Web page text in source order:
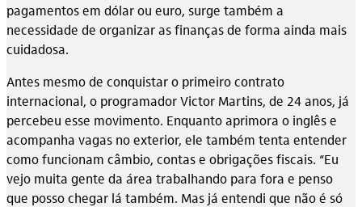
pagamentos em dólar ou euro, surge também a
necessidade de organizar as finanças de forma ainda mais
cuidadosa.
Antes mesmo de conquistar o primeiro contrato
internacional, o programador Victor Martins, de 24 anos, já
percebeu esse movimento. Enquanto aprimora o inglês e
acompanha vagas no exterior, ele também tenta entender
como funcionam câmbio, contas e obrigações fiscais. “Eu
vejo muita gente da área trabalhando para fora e penso
que posso chegar lá também. Mas já entendi que não é só